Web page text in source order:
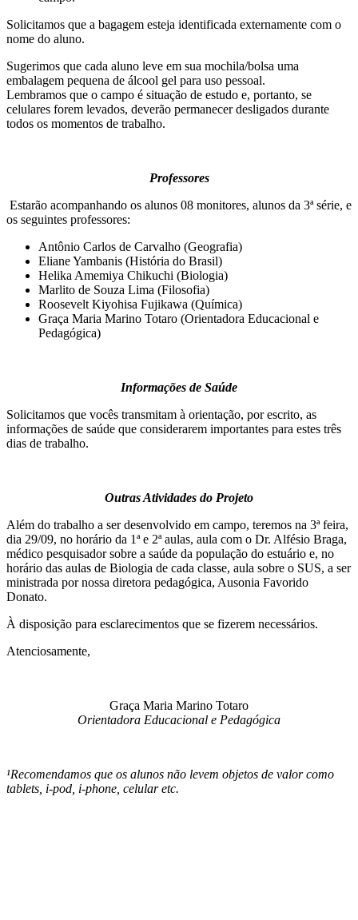
Solicitamos que a bagagem esteja identificada externamente com o
nome do aluno.
Sugerimos que cada aluno leve em sua mochila/bolsa uma
embalagem pequena de álcool gel para uso pessoal.
Lembramos que o campo é situação de estudo e, portanto, se
celulares forem levados, deverão permanecer desligados durante
todos os momentos de trabalho.
Professores
Estarão acompanhando os alunos 08 monitores, alunos da 3ª série, e
os seguintes professores:
Antônio Carlos de Carvalho (Geografia)
Eliane Yambanis (História do Brasil)
Helika Amemiya Chikuchi (Biologia)
Marlito de Souza Lima (Filosofia)
Roosevelt Kiyohisa Fujikawa (Química)
Graça Maria Marino Totaro (Orientadora Educacional e
Pedagógica)
Informações de Saúde
Solicitamos que vocês transmitam à orientação, por escrito, as
informações de saúde que considerarem importantes para estes três
dias de trabalho.
Outras Atividades do Projeto
Além do trabalho a ser desenvolvido em campo, teremos na 3ª feira,
dia 29/09, no horário da 1ª e 2ª aulas, aula com o Dr. Alfésio Braga,
médico pesquisador sobre a saúde da população do estuário e, no
horário das aulas de Biologia de cada classe, aula sobre o SUS, a ser
ministrada por nossa diretora pedagógica, Ausonia Favorido
Donato.
À disposição para esclarecimentos que se fizerem necessários.
Atenciosamente,
Graça Maria Marino Totaro
Orientadora Educacional e Pedagógica
¹Recomendamos que os alunos não levem objetos de valor como
tablets, i-pod, i-phone, celular etc.